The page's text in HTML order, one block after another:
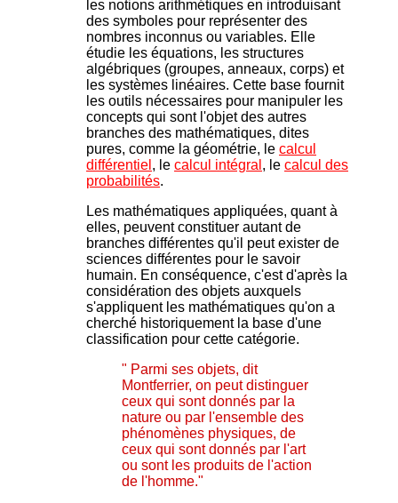
les notions arithmétiques en introduisant
des symboles pour représenter des
nombres inconnus ou variables. Elle
étudie les équations, les structures
algébriques (groupes, anneaux, corps) et
les systèmes linéaires. Cette base fournit
les outils nécessaires pour manipuler les
concepts qui sont l'objet des autres
branches des mathématiques, dites
pures, comme la géométrie, le calcul
différentiel , le calcul intégral , le calcul des
probabilités.
Les mathématiques appliquées, quant à
elles, peuvent constituer autant de
branches différentes qu'il peut exister de
sciences différentes pour le savoir
humain. En conséquence, c'est d'après la
considération des objets auxquels
s'appliquent les mathématiques qu'on a
cherché historiquement la base d'une
classification pour cette catégorie.
" Parmi ses objets, dit
Montferrier, on peut distinguer
ceux qui sont donnés par la
nature ou par l'ensemble des
phénomènes physiques, de
ceux qui sont donnés par l'art
ou sont les produits de l'action
de l'homme."